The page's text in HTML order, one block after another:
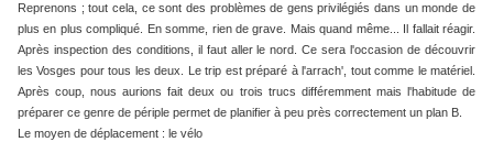
Reprenons ; tout cela, ce sont des problèmes de gens privilégiés dans un monde de
plus en plus compliqué. En somme, rien de grave. Mais quand même... Il fallait réagir.
Après inspection des conditions, il faut aller le nord. Ce sera l'occasion de découvrir
les Vosges pour tous les deux. Le trip est préparé à l'arrach', tout comme le matériel.
Après coup, nous aurions fait deux ou trois trucs différemment mais l'habitude de
préparer ce genre de périple permet de planifier à peu près correctement un plan B.
Le moyen de déplacement : le vélo